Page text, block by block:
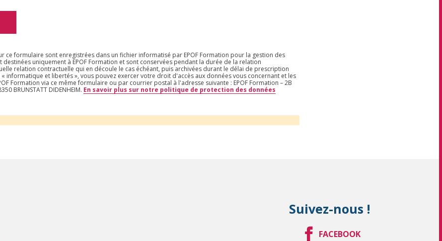
ce formulaire sont enregistrées dans un fichier informatisé par EPOF Formation pour la gestion des
destinées uniquement à EPOF Formation et sont conservées pendant la durée de la relation
relation contractuelle qui en découle le cas échéant, puis archivées durant le délai de prescription
informatique et libertés », vous pouvez exercer votre droit d'accès aux données vous concernant et les
Formation via ce même formulaire ou par courrier postal à l'adresse suivante : EPOF Formation – 2B
BRUNSTATT DIDENHEIM. En savoir plus sur notre politique de protection des données
Suivez-nous !
FACEBOOK